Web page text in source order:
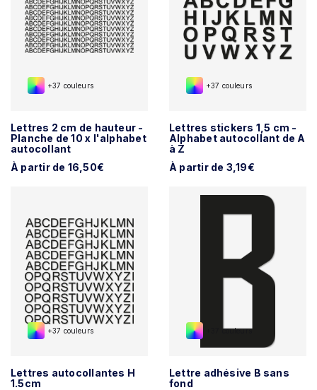
+37 couleurs
Lettres 2 cm de hauteur -
Planche de 10 x l'alphabet
autocollant
À partir de 16,50€
+37 couleurs
Lettres stickers 1,5 cm -
Alphabet autocollant de A
à Z
À partir de 3,19€
+37 couleurs
Lettres autocollantes H
1.5cm
+37 couleurs
Lettre adhésive B sans
fond